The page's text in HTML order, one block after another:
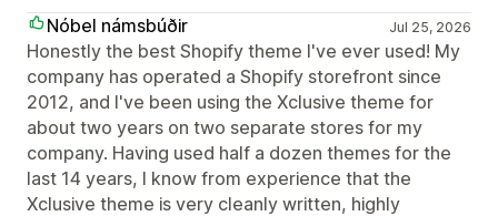
Nóbel námsbúðir
Jul 25, 2026
Honestly the best Shopify theme I've ever used! My
company has operated a Shopify storefront since
2012, and I've been using the Xclusive theme for
about two years on two separate stores for my
company. Having used half a dozen themes for the
last 14 years, I know from experience that the
Xclusive theme is very cleanly written, highly